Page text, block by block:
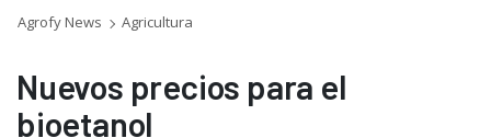
Agrofy News Agricultura
Nuevos precios para el
bioetanol